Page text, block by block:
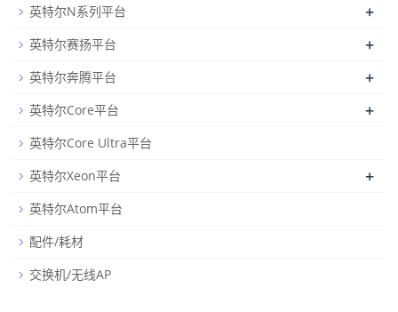
英特尔N系列平台 +
英特尔赛扬平台 +
英特尔奔腾平台 +
英特尔Core平台 +
英特尔Core Ultra平台
英特尔Xeon平台
+
英特尔Atom平台
配件/耗材
交换机/无线AP